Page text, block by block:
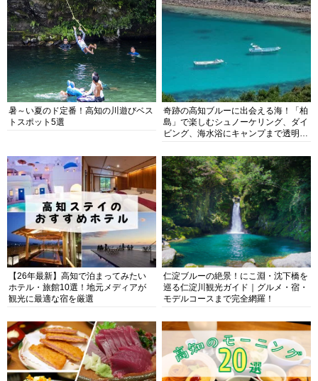
暑～い夏のド定番！高知の川遊びベス
トスポット5選
奇跡の高知ブルーに出会える海！「柏
島」で楽しむシュノーケリング、ダイ
ビング、海水浴にキャンプまで透明度
【26年最新】高知で泊まってみたい
ホテル・旅館10選！地元メディアが
観光に最適な宿を厳選
仁淀ブルーの絶景！にこ淵・沈下橋を
巡る仁淀川観光ガイド｜グルメ・宿・
モデルコースまで完全網羅！